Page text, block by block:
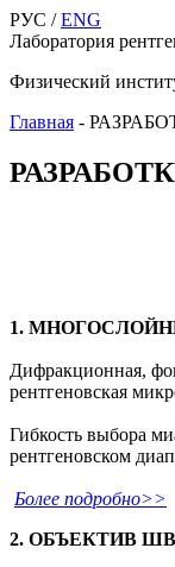
РУС /ENG
Лаборатория
Физический
Главная -
1.
Дифракционная,
рентгеновская
Гибкость выбора
рентгеновском
Более подробно>>
2. ОБЪЕКТИВ